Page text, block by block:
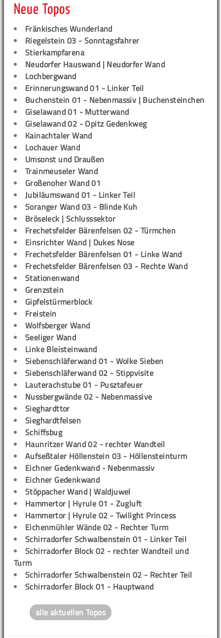
Neue Topos
Fränkisches Wunderland
Riegelstein 03 - Sonntagsfahrer
Stierkampfarena
Neudorfer Hauswand | Neudorfer Wand
Lochbergwand
Erinnerungswand 01 - Linker Teil
Buchenstein 01 - Nebenmassiv | Buchensteinchen
Giselawand 01 - Mutterwand
Giselawand 02 - Opitz Gedenkweg
Kainachtaler Wand
Lochauer Wand
Umsonst und Draußen
Trainmeuseler Wand
Großenoher Wand 01
Jubiläumswand 01 - Linker Teil
Soranger Wand 03 - Blinde Kuh
Bröseleck | Schlusssektor
Frechetsfelder Bärenfelsen 02 - Türmchen
Einsrichter Wand | Dukes Nose
Frechetsfelder Bärenfelsen 01 - Linke Wand
Frechetsfelder Bärenfelsen 03 - Rechte Wand
Stationenwand
Grenzstein
Gipfelstürmerblock
Freistein
Wolfsberger Wand
Seeliger Wand
Linke Bleisteinwand
Siebenschläferwand 01 - Wolke Sieben
Siebenschläferwand 02 - Stippvisite
Lauterachstube 01 - Pusztafeuer
Nussbergwände 02 - Nebenmassive
Sieghardttor
Sieghardtfelsen
Schiffsbug
Haunritzer Wand 02 - rechter Wandteil
Aufseßtaler Höllenstein 03 - Höllensteinturm
Eichner Gedenkwand - Nebenmassiv
Eichner Gedenkwand
Stöppacher Wand | Waldjuwel
Hammertor | Hyrule 01 - Zugluft
Hammertor | Hyrule 02 - Twilight Princess
Eichenmühler Wände 02 - Rechter Turm
Schirradorfer Schwalbenstein 01 - Linker Teil
Schirradorfer Block 02 - rechter Wandteil und
Turm
Schirradorfer Schwalbenstein 02 - Rechter Teil
Schirradorfer Block 01 - Hauptwand
alle aktuellen Topos